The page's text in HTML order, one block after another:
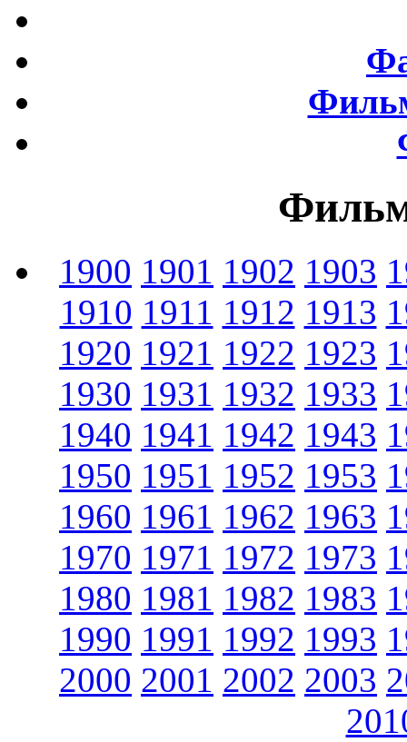
1900 1901 1902 1903
1910 1911 1912 1913
1920 1921 1922 1923
1930 1931 1932 1933
1940 1941 1942 1943
1950 1951 1952 1953
1960 1961 1962 1963
1970 1971 1972 1973
1980 1981 1982 1983
1990 1991 1992 1993
2000 2001 2002 2003